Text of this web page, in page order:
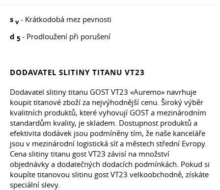
s v- Krátkodobá mez pevnosti
d 5 - Prodloužení při porušení
DODAVATEL SLITINY TITANU VT23
Dodavatel slitiny titanu GOST VT23 «Auremo» navrhuje
koupit titanové zboží za nejvýhodnější cenu. Široký výběr
kvalitních produktů, které vyhovují GOST a mezinárodním
standardům kvality, je skladem. Dostupnost produktů a
efektivita dodávek jsou podmíněny tím, že naše kanceláře
jsou v mezinárodní logistická síť a městech střední Evropy.
Cena slitiny titanu gost VT23 závisí na množství
objednávky a dodatečných dodacích podmínkách. Pokud si
koupíte titanovou slitinu gost VT23 velkoobchodně, získáte
speciální slevy.